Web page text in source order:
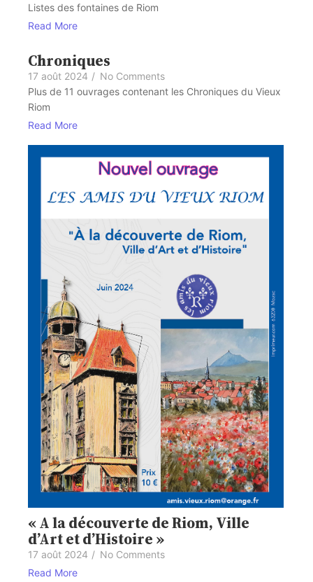
Listes des fontaines de Riom
Read More
Chroniques
17 août 2024 / No Comments
Plus de 11 ouvrages contenant les Chroniques du Vieux
Riom
Read More
« A la découverte de Riom, Ville
d’Art et d’Histoire »
17 août 2024 / No Comments
Read More